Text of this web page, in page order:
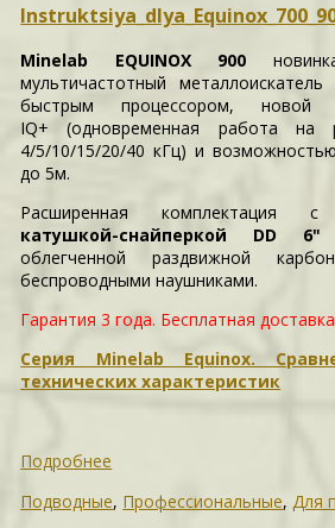
Minelab EQUINOX 900
мультичастотный
быстрым процессором, новой
IQ+ (одновременная работа на
4/5/10/15/20/40 кГц) и
до 5м.
Расширенная комплектация
катушкой-снайперкой DD
облегченной раздвижной
беспроводными наушниками.
Гарантия 3 года. Бесплатная
Серия Minelab Equinox.
технических характеристик
Подробнее
Подводные, Профессиональные,Для